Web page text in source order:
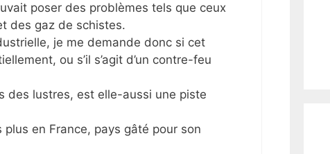
poser des problèmes tels que ceux
des gaz de schistes.
je me demande donc si cet
ou s’il s’agit d’un contre-feu
des lustres, est elle-aussi une piste
en France, pays gâté pour son